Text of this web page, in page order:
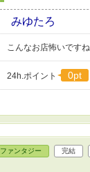
みゆたろ
こんなお店怖いですね
24h.ポイント 0pt
ファンタジー 完結